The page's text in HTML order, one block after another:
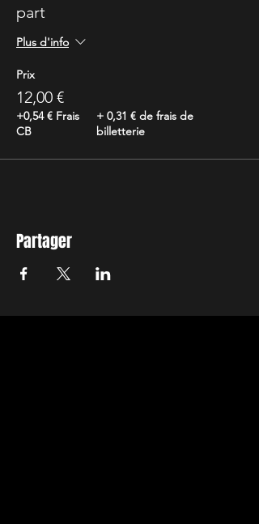
part
Plus d'info
Prix
12,00 €
+0,54 € Frais
CB
+ 0,31 € de frais de
billetterie
Partager